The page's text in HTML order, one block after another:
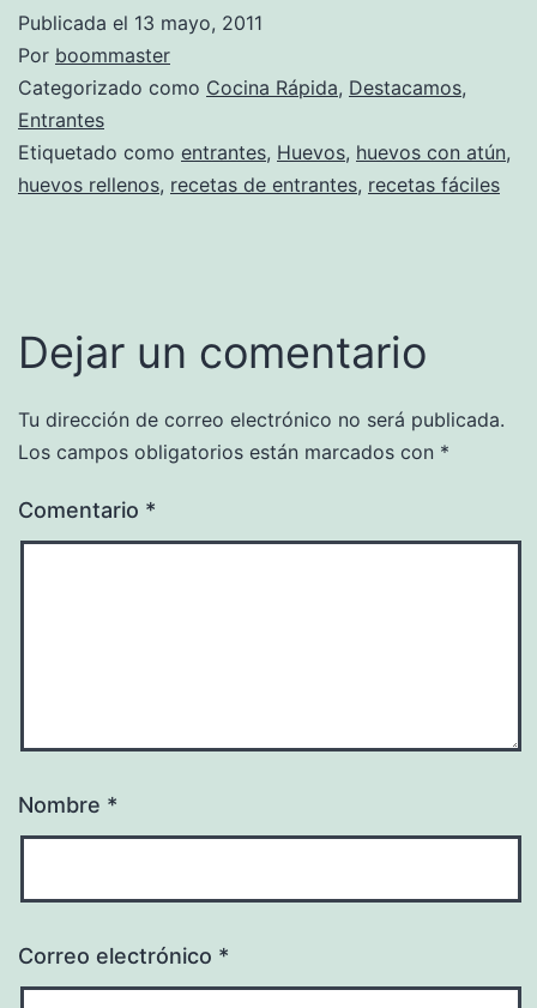
Publicada el 13 mayo, 2011
Por boommaster
Categorizado como Cocina Rápida, Destacamos,
Entrantes
Etiquetado como entrantes, Huevos, huevos con atún,
huevos rellenos, recetas de entrantes, recetas fáciles
Dejar un comentario
Tu dirección de correo electrónico no será publicada.
Los campos obligatorios están marcados con *
Comentario *
Nombre *
Correo electrónico *